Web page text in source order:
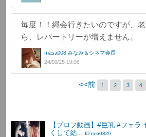
毎度！！縄会行きたいのですが、
ら、レパートリーが増えません。
masa008 みなみ＆シネマ会長
24/09/25 19:06
<<前 1 2 3 4
【プロフ動画】#巨乳 #フェ
くして結...
ID:m-o0329